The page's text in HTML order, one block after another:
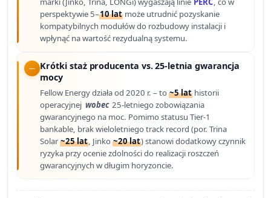
perspektywie 5–10 lat może utrudnić pozyskanie
kompatybilnych modułów do rozbudowy instalacji i
wpłynąć na wartość rezydualną systemu.
Krótki staż producenta vs. 25-letnia gwarancja
mocy
Fellow Energy działa od 2020 r. – to~5 lat historii
operacyjnej wobec 25-letniego zobowiązania
gwarancyjnego na moc. Pomimo statusu Tier-1
bankable, brak wieloletniego track record (por. Trina
Solar~25 lat, Jinko~20 lat) stanowi dodatkowy czynnik
ryzyka przy ocenie zdolności do realizacji roszczeń
gwarancyjnych w długim horyzoncie.